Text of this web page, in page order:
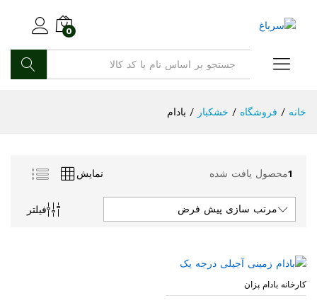
0
خانه / فروشگاه / خشکبار / بادام
1محصول یافت شده نمایش
فیلتر مرتب سازی پیش فرض
کارخانه بادام پزان